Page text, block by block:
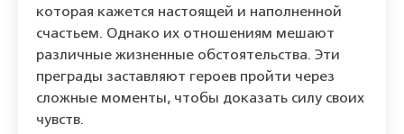
которая кажется настоящей и наполненной
счастьем. Однако их отношениям мешают
различные жизненные обстоятельства. Эти
преграды заставляют героев пройти через
сложные моменты, чтобы доказать силу своих
чувств.